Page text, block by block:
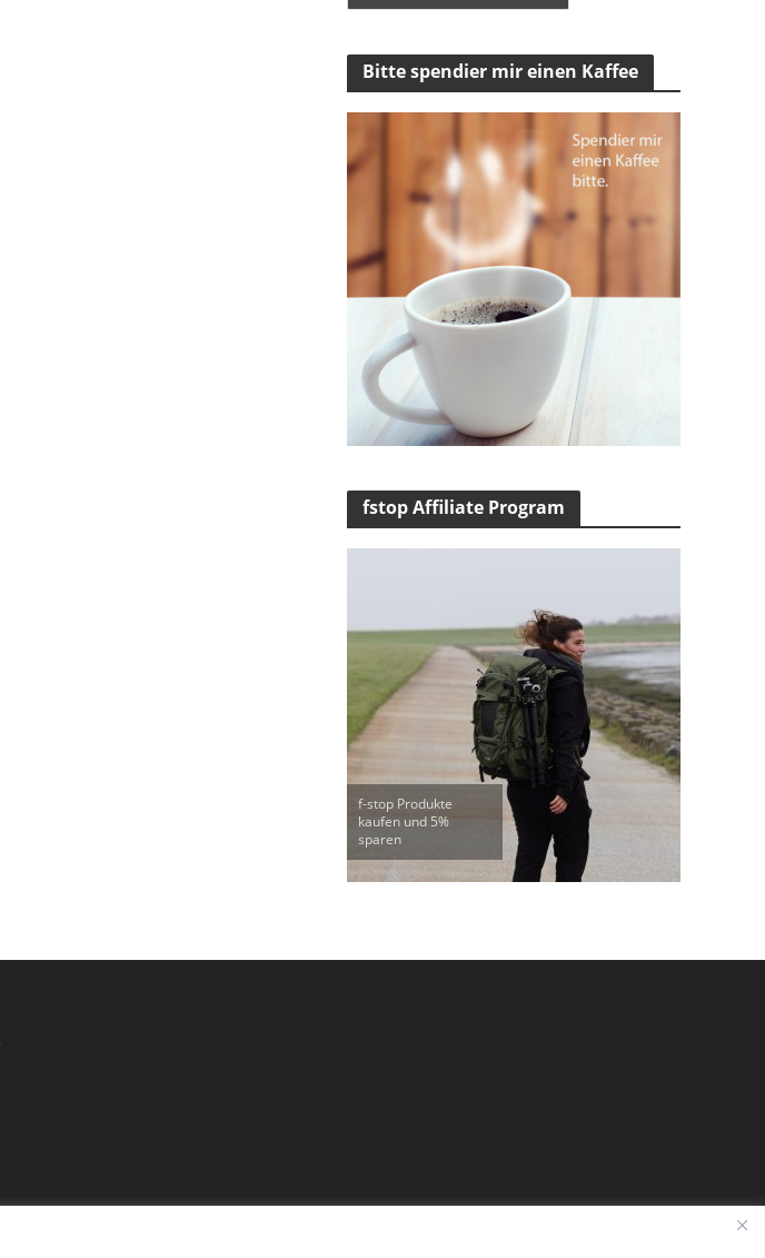
Bitte spendier mir einen Kaffee
fstop Affiliate Program
f-stop Produkte
kaufen und 5%
sparen